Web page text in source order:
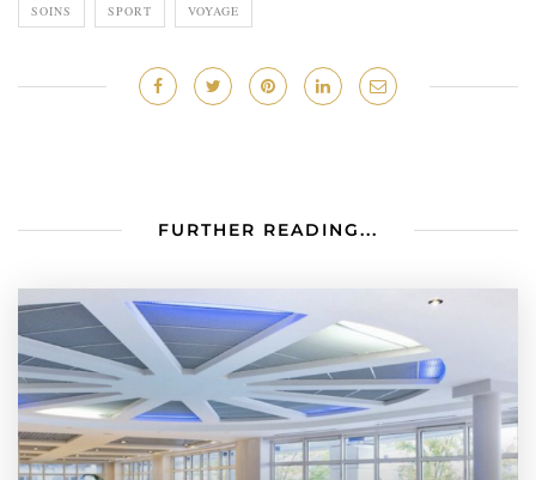
SOINS SPORT VOYAGE
FURTHER READING...